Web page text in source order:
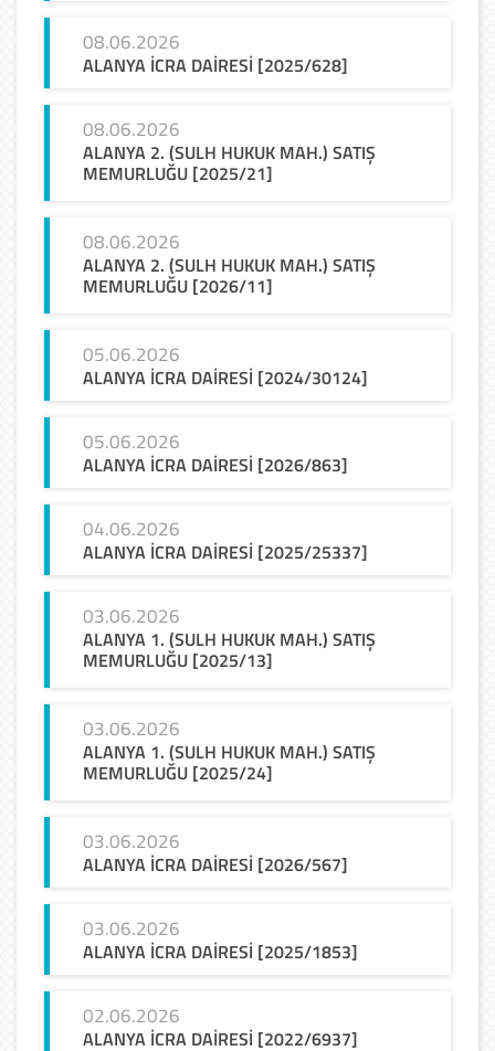
08.06.2026
ALANYA İCRA DAİRESİ [2025/628]
08.06.2026
ALANYA 2. (SULH HUKUK MAH.) SATIŞ
MEMURLUĞU [2025/21]
08.06.2026
ALANYA 2. (SULH HUKUK MAH.) SATIŞ
MEMURLUĞU [2026/11]
05.06.2026
ALANYA İCRA DAİRESİ [2024/30124]
05.06.2026
ALANYA İCRA DAİRESİ [2026/863]
04.06.2026
ALANYA İCRA DAİRESİ [2025/25337]
03.06.2026
ALANYA 1. (SULH HUKUK MAH.) SATIŞ
MEMURLUĞU [2025/13]
03.06.2026
ALANYA 1. (SULH HUKUK MAH.) SATIŞ
MEMURLUĞU [2025/24]
03.06.2026
ALANYA İCRA DAİRESİ [2026/567]
03.06.2026
ALANYA İCRA DAİRESİ [2025/1853]
02.06.2026
ALANYA İCRA DAİRESİ [2022/6937]